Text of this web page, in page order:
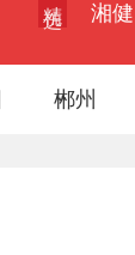
湘健
郴州